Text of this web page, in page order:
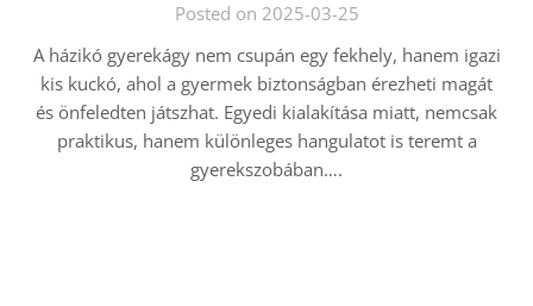
Posted on 2025-03-25
A házikó gyerekágy nem csupán egy fekhely, hanem igazi
kis kuckó, ahol a gyermek biztonságban érezheti magát
és önfeledten játszhat. Egyedi kialakítása miatt, nemcsak
praktikus, hanem különleges hangulatot is teremt a
gyerekszobában….